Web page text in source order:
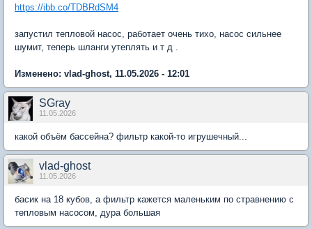
https://ibb.co/TDBRdSM4
запустил тепловой насос, работает очень тихо, насос сильнее
шумит, теперь шланги утеплять и т д .
Изменено: vlad-ghost, 11.05.2026 - 12:01
SGray
11.05.2026
какой объём бассейна? фильтр какой-то игрушечный...
vlad-ghost
11.05.2026
басик на 18 кубов, а фильтр кажется маленьким по стравнению с
тепловым насосом, дура большая